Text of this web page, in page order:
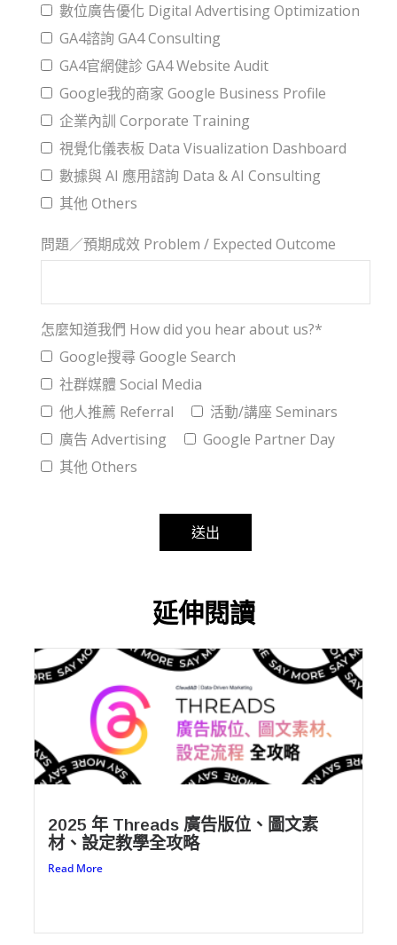
數位廣告優化 Digital Advertising Optimization
GA4諮詢 GA4 Consulting
GA4官網健診 GA4 Website Audit
Google我的商家 Google Business Profile
企業內訓 Corporate Training
視覺化儀表板 Data Visualization Dashboard
數據與 AI 應用諮詢 Data & AI Consulting
其他 Others
問題／預期成效 Problem / Expected Outcome
怎麼知道我們 How did you hear about us?*
Google搜尋 Google Search
社群媒體 Social Media
他人推薦 Referral
活動/講座 Seminars
廣告 Advertising
Google Partner Day
其他 Others
延伸閱讀
2025 年 Threads 廣告版位、圖文素
材、設定教學全攻略
Read More